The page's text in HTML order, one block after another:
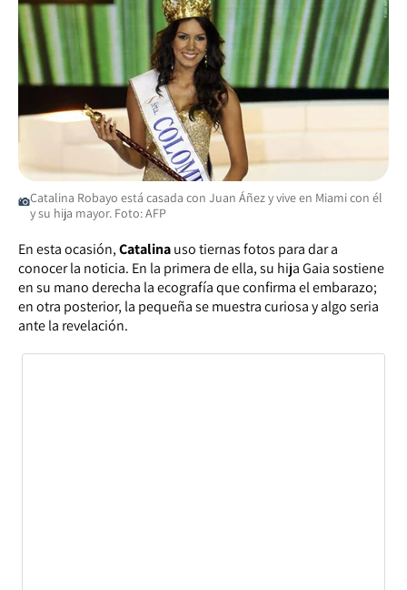
Catalina Robayo está casada con Juan Áñez y vive en Miami con él
y su hija mayor. Foto: AFP
En esta ocasión,Catalinauso tiernas fotos para dar a
conocer la noticia. En la primera de ella, su hija Gaia sostiene
en su mano derecha la ecografía que confirma el embarazo;
en otra posterior, la pequeña se muestra curiosa y algo seria
ante la revelación.